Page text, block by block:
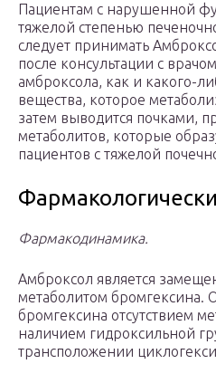
Пациентам с нарушенной
тяжелой степенью
следует принимать
после консультации с
амброксола, как и какого-
вещества, которое
затем выводится почками,
метаболитов, которые
пациентов с тяжелой
Фармакодинамика.
Амброксол является
метаболитом бромгексина.
бромгексина отсутствием
наличием гидроксильной
трансположении